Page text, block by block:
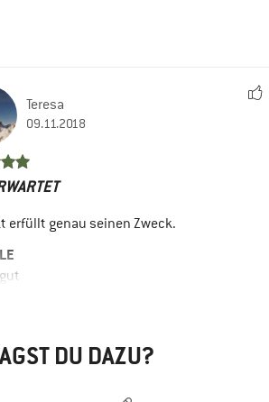
Teresa
09.11.2018
erfüllt genau seinen Zweck.
DU DAZU?